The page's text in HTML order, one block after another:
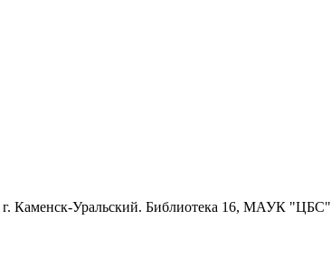
г. Каменск-Уральский. Библиотека 16, МАУК "ЦБС"